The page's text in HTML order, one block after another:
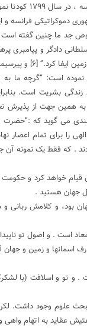
دموکراتیکی فرانسه و
جد ما چنین گفته
دادگر و پیامبری
مقابل چشمان مردم
است: “گرچه ما
زندگی بشریت است.
می گوید که
را برای تمام اعصار
قیام خواهد کرد و
جهان هستید .
بود، و کلامش
است . و اصول تو
اسمانها و زمین و
تو و اسلافت (با
علوم وجود داشت. لکن
عقاید به اتهام واهی